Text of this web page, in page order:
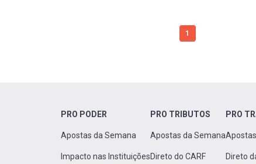
1
PRO PODER
Apostas da Semana
Impacto nas Instituições
PRO TRIBUTOS
Apostas da Semana
Direto do CARF
PRO
Direto